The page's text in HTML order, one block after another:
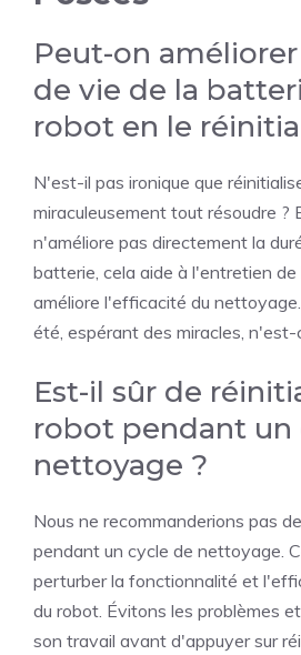
Peut-on
de vie de la
robot en le
N'est-il pas ironique que
miraculeusement tout résoudre ?
n'améliore pas directement la
batterie, cela aide à l'entretien
améliore l'efficacité du
été, espérant des miracles, n'est-
Est-il sûr de
robot pendant un
nettoyage ?
Nous ne recommanderions pas
pendant un cycle de nettoyage.
perturber la fonctionnalité et
du robot. Évitons les problèmes
son travail avant d'appuyer sur